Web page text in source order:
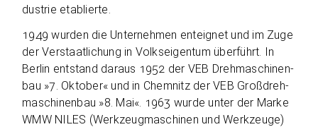
dus­trie etablierte.
1949 wur­den die Unter­neh­men ent­eig­net und im Zuge
der Ver­staat­li­chung in Volks­ei­gen­tum über­führt. In
Ber­lin ent­stand dar­aus 1952 der VEB Dreh­ma­schi­nen­
bau »7. Okto­ber« und in Chem­nitz der VEB Groß­dreh­
ma­schi­nen­bau »8. Mai«. 1963 wurde unter der Marke
WMW NILES (Werk­zeug­ma­schi­nen und Werk­zeuge)